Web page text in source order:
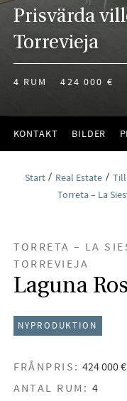
Prisvärda
Torrevieja
4 RUM 424 000 €
KONTAKT BILDER
Start Real Estate Till
Torreta – La
TORRETA – LA
TORREVIEJA
Laguna
NYPRODUKTION
FRÅNPRIS: 424 000 €
ANTAL RUM: 4